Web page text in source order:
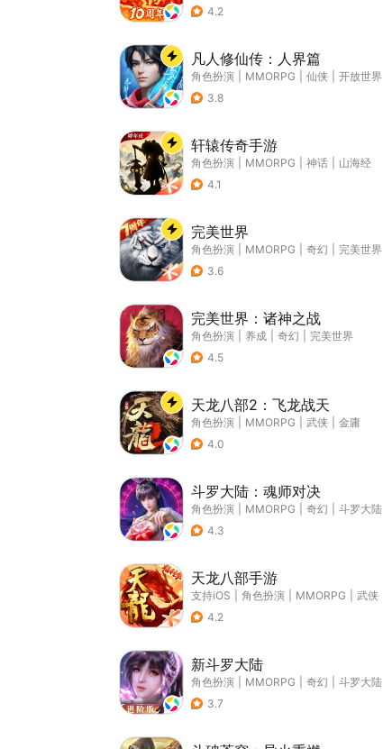
4.2
凡人修仙传：人界篇
角色扮演 MMORPG 仙侠
开放世界
3.8
轩辕传奇手游
角色扮演 MMORPG 神话
山海经
4.1
完美世界
角色扮演 MMORPG 奇幻
完美世界
3.6
完美世界：诸神之战
角色扮演 养成 奇幻
完美世界
4.5
天龙八部2：飞龙战天
角色扮演 MMORPG 武侠
金庸
4.0
斗罗大陆：魂师对决
角色扮演 MMORPG 奇幻
斗罗大陆
4.3
天龙八部手游
支持iOS 角色扮演 MMORPG
武侠
4.2
新斗罗大陆
角色扮演 MMORPG 奇幻
斗罗大陆
3.7